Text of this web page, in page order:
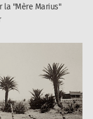
la "Mère Marius"